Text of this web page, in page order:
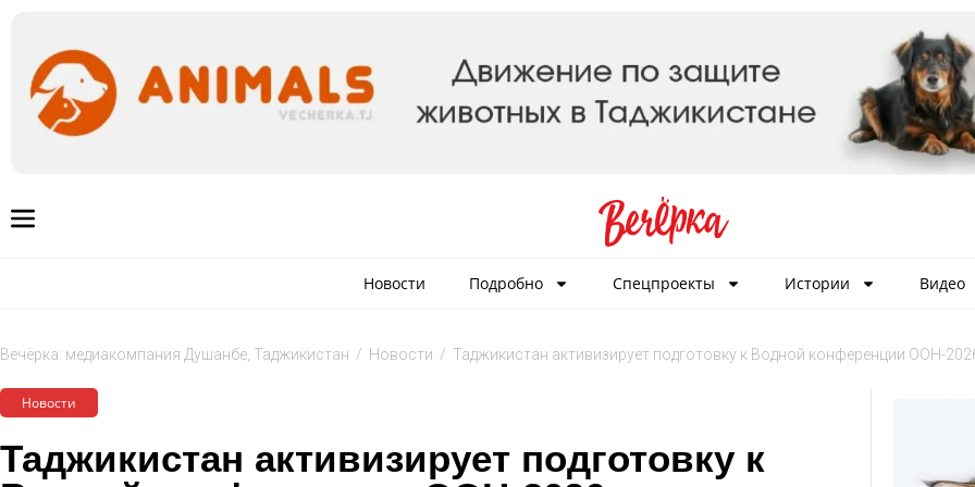
Новости Подробно Спецпроекты Истории Видео
Вечёрка: медиакомпания Душанбе, Таджикистан / Новости / Таджикистан активизирует подготовку к Водной конференции ООН-
Новости
Таджикистан активизирует подготовку к